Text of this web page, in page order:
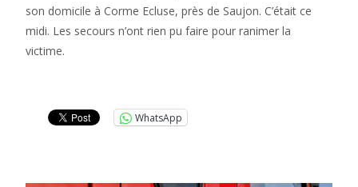
son domicile à Corme Ecluse, près de Saujon. C’était ce
midi. Les secours n’ont rien pu faire pour ranimer la
victime.
WhatsApp